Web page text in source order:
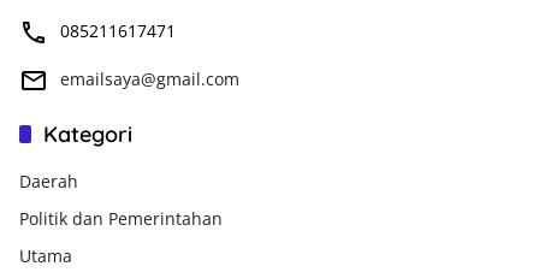
085211617471
emailsaya@gmail.com
Kategori
Daerah
Politik dan Pemerintahan
Utama